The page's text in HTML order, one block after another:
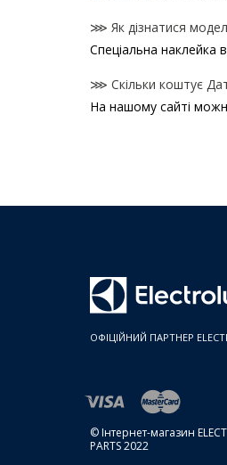
⋙ Як дізнатися
Спеціальна наклейка
⋙ Скільки коштує
На нашому сайті
Датчик контроля
Датчик контроля
ОФІЦІЙНИЙ ПАРТНЕР
© Інтернет-магазин
PARTS 2022